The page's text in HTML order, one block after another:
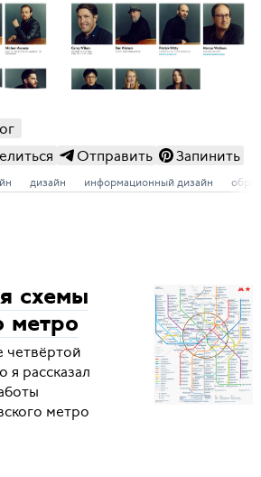
Отправить Запинить
дизайн информационный дизайн
схемы
метро
четвёртой
я рассказал
метро